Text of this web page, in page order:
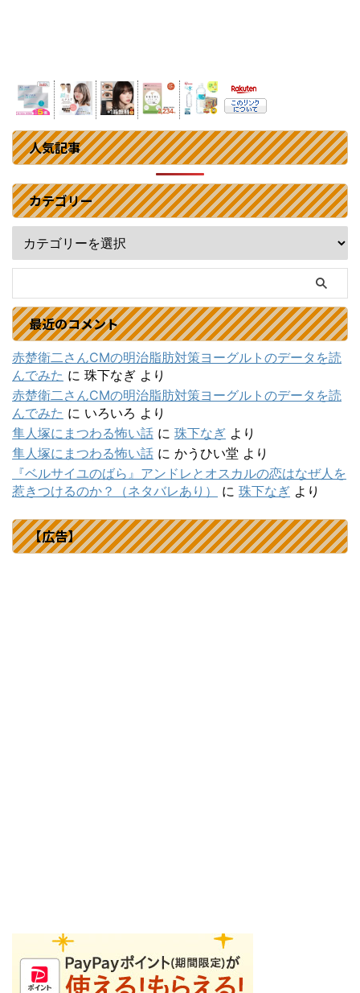
人気記事
カテゴリー
最近のコメント
赤楚衛二さんCMの明治脂肪対策ヨーグルトのデータを読
んでみた に 珠下なぎ より
赤楚衛二さんCMの明治脂肪対策ヨーグルトのデータを読
んでみた に いろいろ より
隼人塚にまつわる怖い話 に 珠下なぎ より
隼人塚にまつわる怖い話 に かうひい堂 より
『ベルサイユのばら』アンドレとオスカルの恋はなぜ人を
惹きつけるのか？（ネタバレあり）
に 珠下なぎ より
【広告】